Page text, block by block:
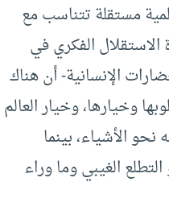
مستقلة تتناسب مع
الفكري في
الإنسانية- أن هناك
وخيارها، وخيار العالم
الأشياء، بينما
الغيبي وما وراء